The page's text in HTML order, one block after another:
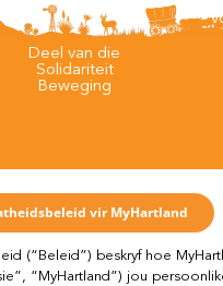
Deel van die
Solidariteit
Beweging
vir MyHartland
(“Beleid”) beskryf hoe
“MyHartland”) jou